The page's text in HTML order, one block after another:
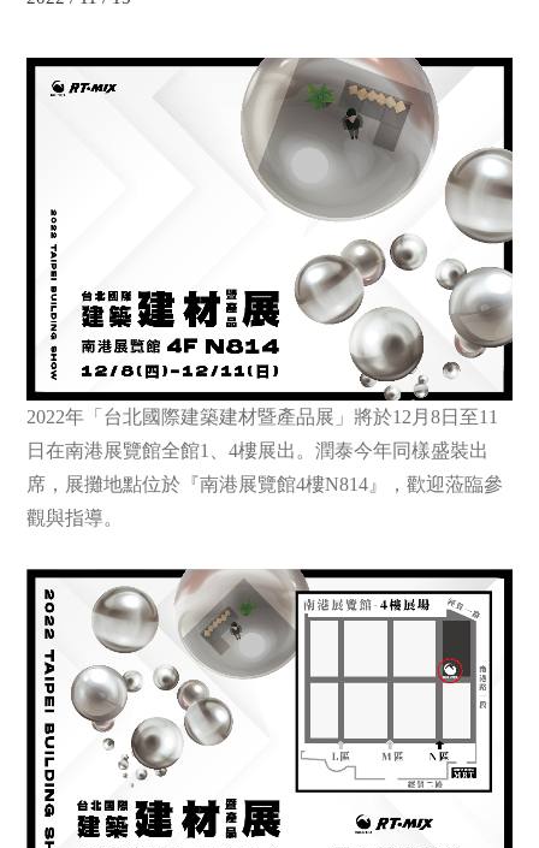
2022年「台北國際建築建材暨產品展」將於12月8日至11
日在南港展覽館全館1、4樓展出。潤泰今年同樣盛裝出
席，展攤地點位於『南港展覽館4樓N814』，歡迎蒞臨參
觀與指導。